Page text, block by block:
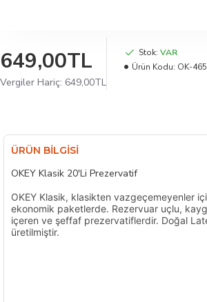
649,00TL
Vergiler Hariç: 649,00TL
Stok: VAR
Ürün Kodu: OK-
ÜRÜN BILGISI
OKEY Klasik 20'Li Prezervatif
OKEY Klasik, klasikten vazgeçemeyenler
ekonomik paketlerde. Rezervuar uçlu,
içeren ve şeffaf prezervatiflerdir. Doğal
üretilmiştir.